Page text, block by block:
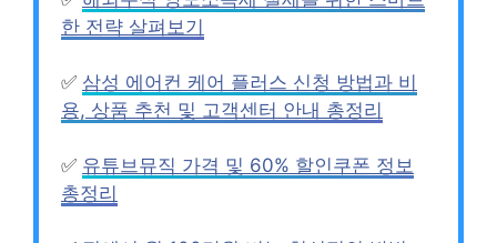
한 전략 살펴보기
✅ 삼성 에어컨 케어 플러스 신청 방법과 비
용, 상품 추천 및 고객센터 안내 총정리
✅ 유튜브뮤직 가격 및 60% 할인쿠폰 정보
총정리